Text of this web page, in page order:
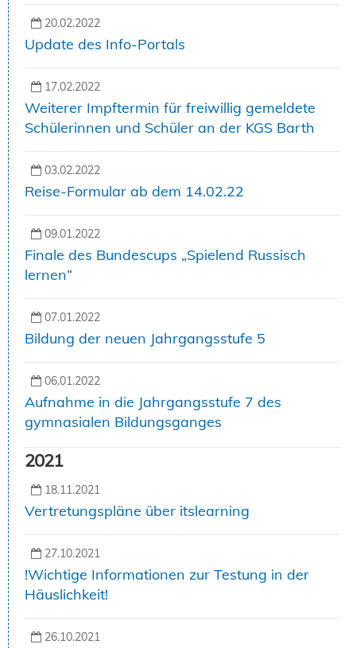
20.02.2022
Update des Info-Portals
17.02.2022
Weiterer Impftermin für freiwillig gemeldete
Schülerinnen und Schüler an der KGS Barth
03.02.2022
Reise-Formular ab dem 14.02.22
09.01.2022
Finale des Bundescups „Spielend Russisch
lernen“
07.01.2022
Bildung der neuen Jahrgangsstufe 5
06.01.2022
Aufnahme in die Jahrgangsstufe 7 des
gymnasialen Bildungsganges
2021
18.11.2021
Vertretungspläne über itslearning
27.10.2021
!Wichtige Informationen zur Testung in der
Häuslichkeit!
26.10.2021